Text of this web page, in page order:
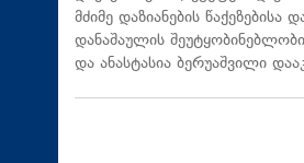
მძიმე დაზიანების წაქეზებისა
დანაშაულის
და ანასტასია ბერუაშვილი